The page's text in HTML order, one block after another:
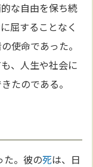
な自由を保ち続
屈することなく
使命であった。
、人生や社会に
たのである。
た。彼の死は、日